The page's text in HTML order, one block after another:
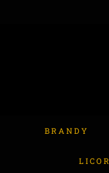
Buscar:BRANDY
LICOR